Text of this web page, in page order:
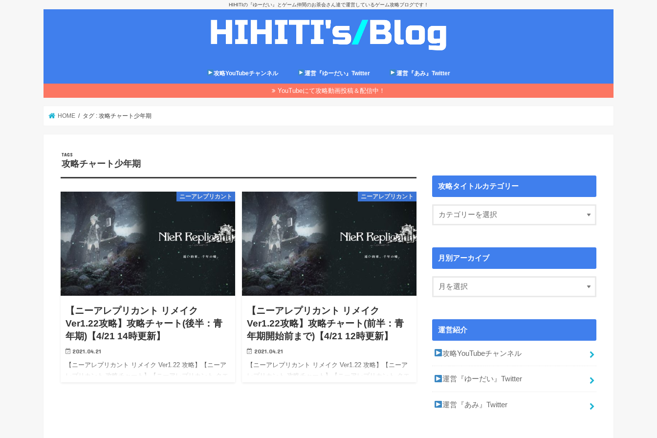
HIHITIの『ゆーだい』とゲーム仲間のお茶会さん達で運営しているゲーム攻略ブログです！
攻略YouTubeチャンネル 運営『ゆーだい』Twitter 運営『あみ』Twitter
YouTubeにて攻略動画投稿＆配信中！
HOME タグ : 攻略チャート少年期
攻略チャート少年期
ニーアレプリカント
【ニーアレプリカント リメイク
Ver1.22攻略】攻略チャート(後半：青
年期)【4/21 14時更新】
2021.04.21
【ニーアレプリカント リメイク Ver1.22 攻略】【ニーア
レプリカント 攻略チャート】【ニーアレプリカント クエ
ニーアレプリカント
【ニーアレプリカント リメイク
Ver1.22攻略】攻略チャート(前半：青
年期開始前まで)【4/21 12時更新】
2021.04.21
【ニーアレプリカント リメイク Ver1.22 攻略】【ニーア
レプリカント 攻略チャート】【ニーアレプリカント クエ
攻略タイトルカテゴリー
月別アーカイブ
運営紹介
攻略YouTubeチャンネル
運営『ゆーだい』Twitter
運営『あみ』Twitter